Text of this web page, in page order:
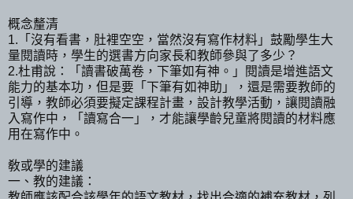
概念釐清
1.「沒有看書，肚裡空空，當然沒有寫作材料」鼓勵學生大
量閱讀時，學生的選書方向家長和教師參與了多少？
2.杜甫說：「讀書破萬卷，下筆如有神。」閱讀是增進語文
能力的基本功，但是要「下筆有如神助」，還是需要教師的
引導，教師必須要擬定課程計畫，設計教學活動，讓閱讀融
入寫作中，「讀寫合一」，才能讓學齡兒童將閱讀的材料應
用在寫作中。
敎或學的建議
一、教的建議：